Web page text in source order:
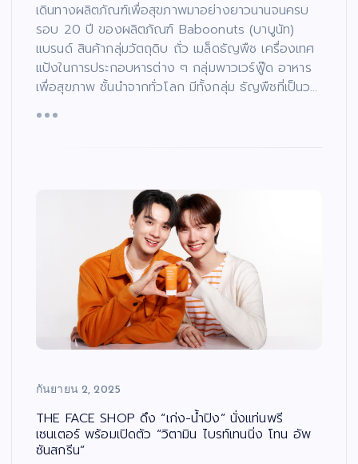
เดินทางผลิตภัณฑ์เพื่อสุขภาพมาอย่างยาวนานจนครบ
รอบ 20 ปี ของผลิตภัณฑ์ Baboonuts (บาบูนัท)
แบรนด์ สินค้ากลุ่มวัตถุดิบ ถั่ว เมล็ดธัญพืช เครื่องเทศ
แป้งในการประกอบหารต่าง ๆ กลุ่มพาวเวร์ฟู๊ด อาหาร
เพื่อสุขภาพ ชั้นนำจากทั่วโลก มีทั้งกลุ่ม ธัญพืชที่เป็นว…
กันยายน 2, 2025
THE FACE SHOP ดึง “เก่ง-น้ำปิง” นั่งแท่นพรี
เซนเตอร์ พร้อมเปิดตัว “วิตามิน ไบรท์เทนนิ่ง โทน อัพ
ซันสกรีน”